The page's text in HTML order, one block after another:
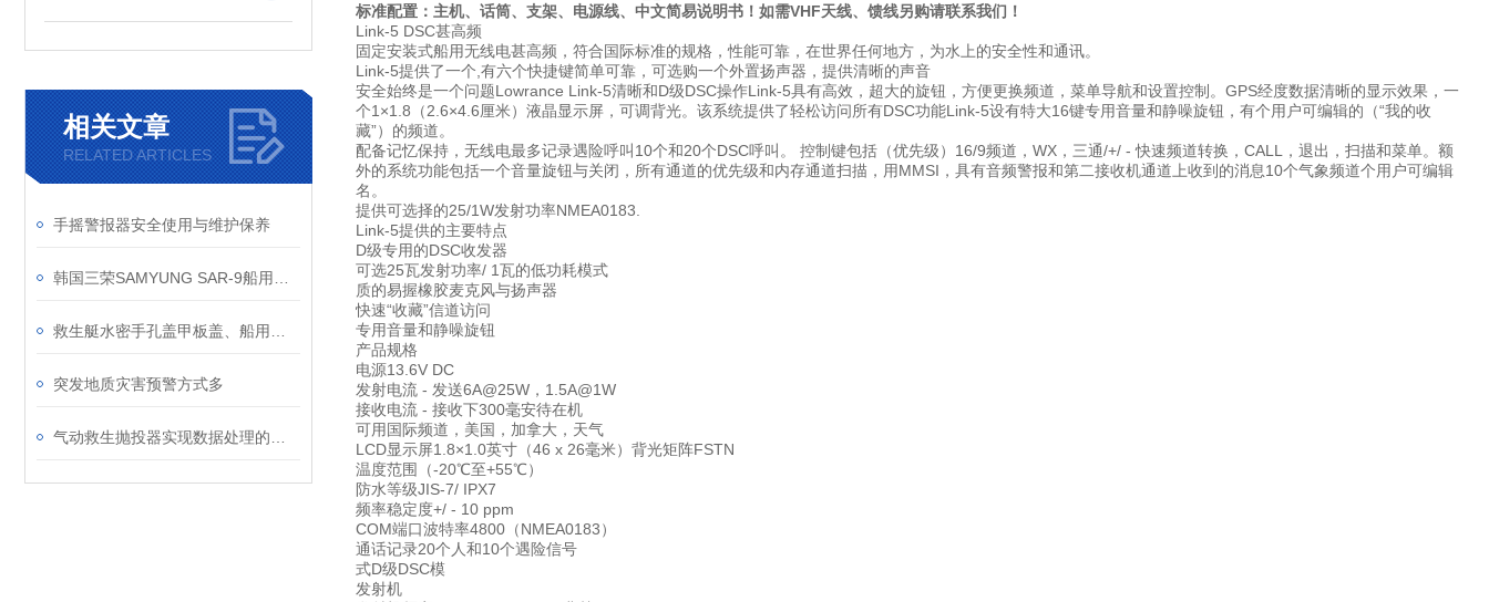
相关文章
RELATED ARTICLES
手摇警报器安全使用与维护保养
突发地质灾害预警方式多
标准配置：主机、话筒、支架、电源线、中文简易说明书！如需VHF天线、馈线另购请联系我们！
Link-5 DSC甚高频
固定安装式船用无线电甚高频，符合国际标准的规格，性能可靠，在世界任何地方，为水上的安全性和通讯。
Link-5提供了一个,有六个快捷键简单可靠，可选购一个外置扬声器，提供清晰的声音
安全始终是一个问题Lowrance Link-5清晰和D级DSC操作Link-5具有高效，超大的旋钮，方便更换频道，菜单导航和设置控制。GPS经度数据清晰的显示效果，一
个1×1.8（2.6×4.6厘米）液晶显示屏，可调背光。该系统提供了轻松访问所有DSC功能Link-5设有特大16键专用音量和静噪旋钮，有个用户可编辑的（“我的收
藏”）的频道。
配备记忆保持，无线电最多记录遇险呼叫10个和20个DSC呼叫。 控制键包括（优先级）16/9频道，WX，三通/+/ - 快速频道转换，CALL，退出，扫描和菜单。额
外的系统功能包括一个音量旋钮与关闭，所有通道的优先级和内存通道扫描，用MMSI，具有音频警报和第二接收机通道上收到的消息10个气象频道个用户可编辑
名。
提供可选择的25/1W发射功率NMEA0183.
Link-5提供的主要特点
D级专用的DSC收发器
可选25瓦发射功率/ 1瓦的低功耗模式
质的易握橡胶麦克风与扬声器
快速“收藏”信道访问
专用音量和静噪旋钮
产品规格
电源13.6V DC
发射电流 - 发送6A@25W，1.5A@1W
接收电流 - 接收下300毫安待在机
可用国际频道，美国，加拿大，天气
LCD显示屏1.8×1.0英寸（46 x 26毫米）背光矩阵FSTN
温度范围（-20℃至+55℃）
防水等级JIS-7/ IPX7
频率稳定度+/ - 10 ppm
COM端口波特率4800（NMEA0183）
通话记录20个人和10个遇险信号
式D级DSC模
发射机